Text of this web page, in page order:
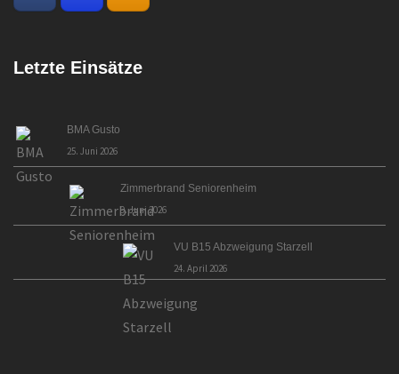
Letzte Einsätze
BMA Gusto
25. Juni 2026
Zimmerbrand Seniorenheim
9. Juni 2026
VU B15 Abzweigung Starzell
24. April 2026